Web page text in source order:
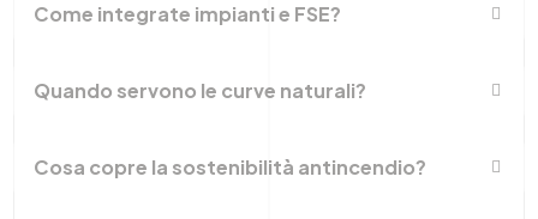
Come integrate impianti e FSE?
Quando servono le curve naturali?
Cosa copre la sostenibilità antincendio?